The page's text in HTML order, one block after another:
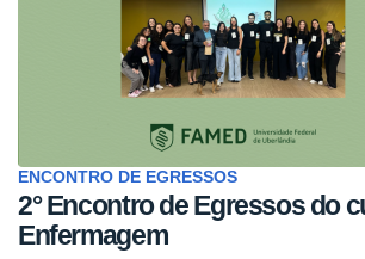
ENCONTRO DE EGRESSOS
2° Encontro de Egressos do
Enfermagem